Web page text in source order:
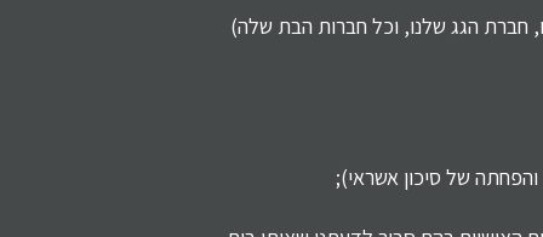
חברת הגג שלנו, וכל חברות הבת שלה)
של סיכון אשראי);